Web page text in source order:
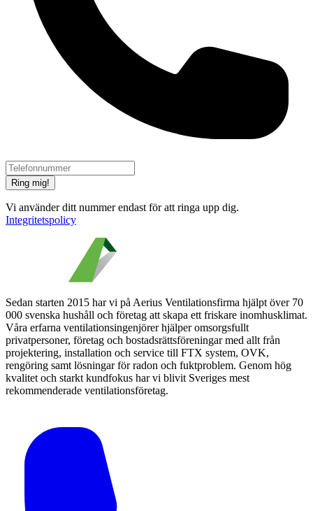
Ring mig!
Vi använder ditt nummer endast för att ringa upp dig.
Integritetspolicy
Sedan starten 2015 har vi på Aerius Ventilationsfirma hjälpt över 70
000 svenska hushåll och företag att skapa ett friskare inomhusklimat.
Våra erfarna ventilationsingenjörer hjälper omsorgsfullt
privatpersoner, företag och bostadsrättsföreningar med allt från
projektering, installation och service till FTX system, OVK,
rengöring samt lösningar för radon och fuktproblem. Genom hög
kvalitet och starkt kundfokus har vi blivit Sveriges mest
rekommenderade ventilationsföretag.